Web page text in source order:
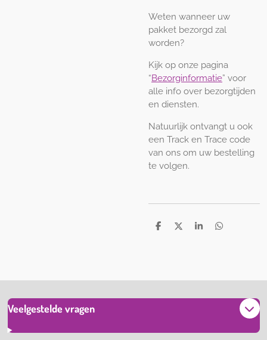
Weten wanneer uw
pakket bezorgd zal
worden?
Kijk op onze pagina
“Bezorginformatie” voor
alle info over bezorgtijden
en diensten.
Natuurlijk ontvangt u ook
een Track en Trace code
van ons om uw bestelling
te volgen.
D
D
S
D
Veelgestelde vragen